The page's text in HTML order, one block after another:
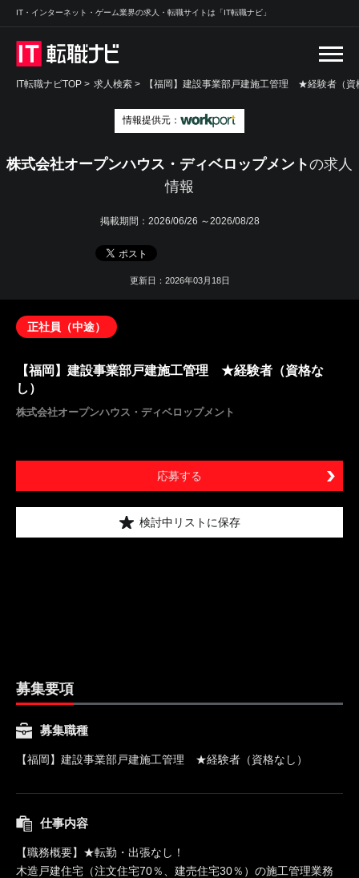
IT・インターネット・ゲーム業界の求人・転職サイトは「IT転職ナビ」
IT転職ナビTOP > 求人検索 > 【福岡】建設事業部戸建施工管理 ★経験者（資
情報提供元：
株式会社オープンハウス・ディベロップメントの求人
情報
掲載期間： 2026/06/26 ～2026/08/28
更新日：2026年03月18日
正社員（中途）
【福岡】建設事業部戸建施工管理 ★経験者（資格な
し）
株式会社オープンハウス・ディベロップメント
応募する
検討中リストに保存
募集要項
募集職種
【福岡】建設事業部戸建施工管理 ★経験者（資格なし）
仕事内容
【職務概要】★転勤・出張なし！
木造戸建住宅（注文住宅70％、建売住宅30％）の施工管理業務